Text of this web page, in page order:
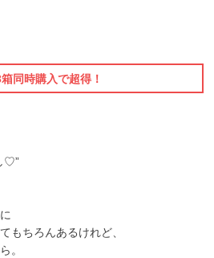
同時購入で超得！
♡”
もちろんあるけれど、
。